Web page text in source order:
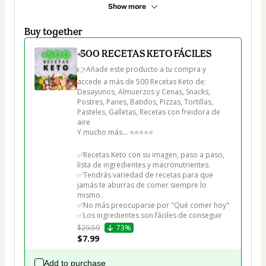
Show more
Buy together
+500 RECETAS KETO FÁCILES
👉Añade este producto a tu compra y
accede a más de 500 Recetas Keto de:
Desayunos, Almuerzos y Cenas, Snacks,
Postres, Panes, Batidos, Pizzas, Tortillas,
Pasteles, Galletas, Recetas con freidora de
aire
Y mucho más... ⭐⭐⭐⭐⭐
✅Recetas Keto con su imagen, paso a paso,
lista de ingredientes y macronutrientes.
✅Tendrás variedad de recetas para que
jamás te aburras de comer siempre lo
mismo.
✅No más preocuparse por "Qué comer hoy"
✅Los ingredientes son fáciles de conseguir
$29.59
73%
$7.99
Add to purchase